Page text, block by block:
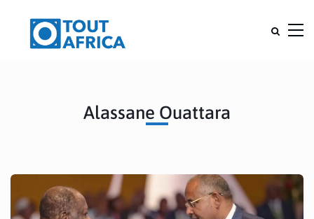
Alassane Ouattara